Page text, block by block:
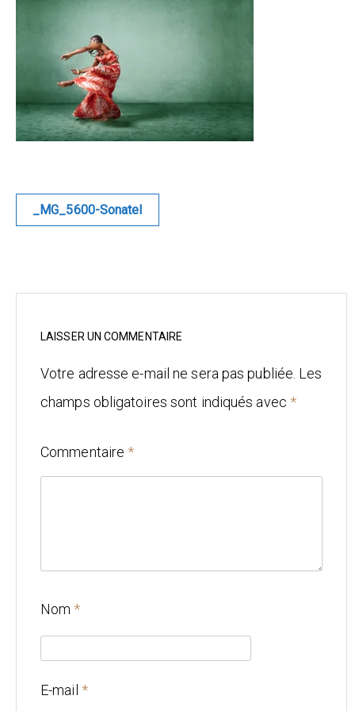
Equilibre
Renaissance
Afrofuturiste
COMMERCIAL
Culinaire
Industrielle
Mariage
Architecture
CONTACT
Navigation
_MG_5600-Sonatel
LAISSER UN COMMENTAIRE
Votre adresse e-mail ne sera pas publiée. Les
champs obligatoires sont indiqués avec *
Commentaire *
Nom *
E-mail *